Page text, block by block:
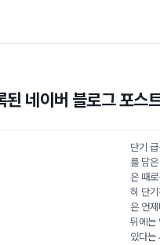
된 네이버 블로그 포스
단기
를 담
은 때
히 단
은 언
뒤에
있다는